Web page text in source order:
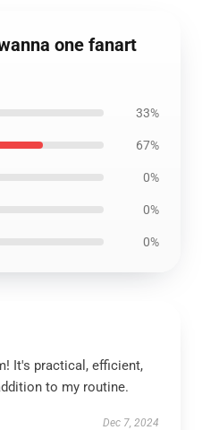
one fanart
33%
67%
0%
0%
0%
It's practical, efficient,
to my routine.
Dec 7, 2024